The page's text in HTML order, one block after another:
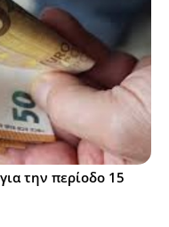
την περίοδο 15